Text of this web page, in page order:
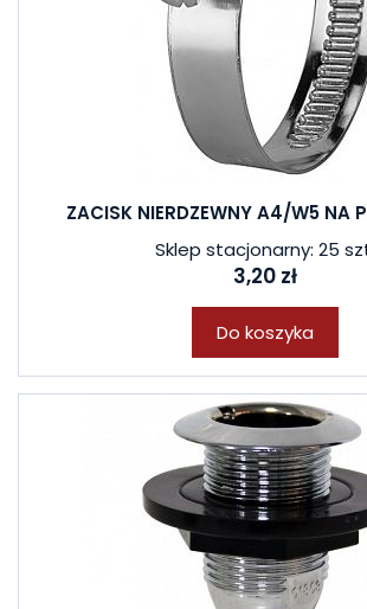
ZACISK NIERDZEWNY A4/W5 NA
Sklep stacjonarny: 25
3,20 zł
Do koszyka